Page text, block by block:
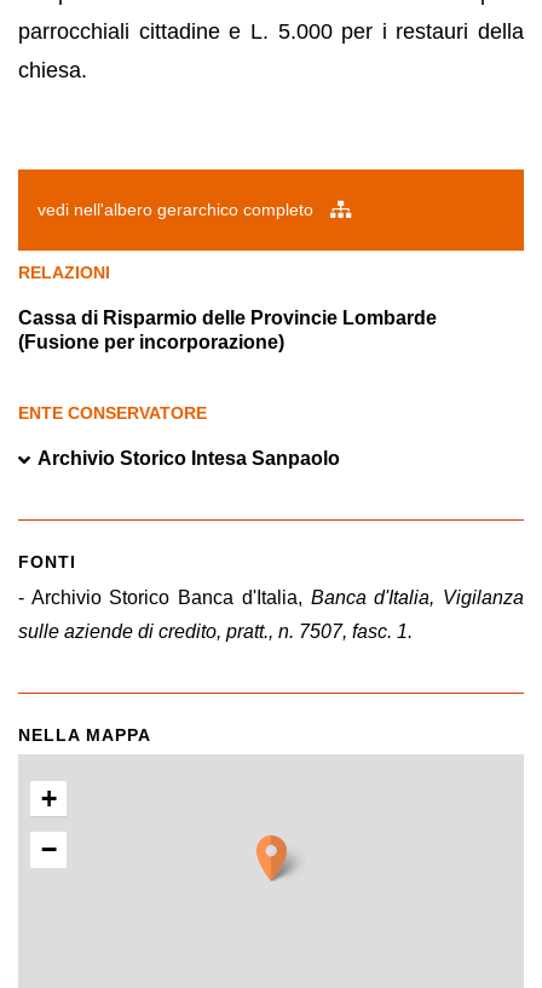
parrocchiali cittadine e L. 5.000 per i restauri della
chiesa.
vedi nell'albero gerarchico completo
RELAZIONI
Cassa di Risparmio delle Provincie Lombarde
(Fusione per incorporazione)
ENTE CONSERVATORE
Archivio Storico Intesa Sanpaolo
FONTI
- Archivio Storico Banca d'Italia, Banca d'Italia, Vigilanza
sulle aziende di credito, pratt., n. 7507, fasc. 1.
NELLA MAPPA
+
−